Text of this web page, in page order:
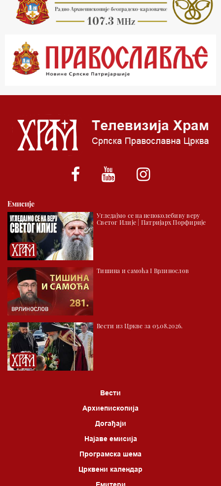
22.03 Црквена предавања и трибине
23.00 Питања и одговори
00.03 Гугл пита
01.03 Живе речи - подкаст
*најважније вести емитујемо на сваки пун сат
Емисије
Угледајмо се на непоколебиву веру
Светог Илије | Патријарх Порфирије
Тишина и самоћа I Врлинослов
Вести из Цркве за 03.08.2026.
Вести
Архиепископија
Догађаји
Најаве емисија
Програмска шема
Црквени календар